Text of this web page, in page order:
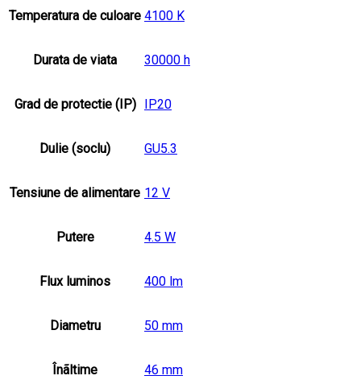
Temperatura de culoare 4100 K
Durata de viata 30000 h
Grad de protectie (IP) IP20
Dulie (soclu) GU5.3
Tensiune de alimentare 12 V
Putere 4.5 W
Flux luminos 400 lm
Diametru 50 mm
Înãltime 46 mm